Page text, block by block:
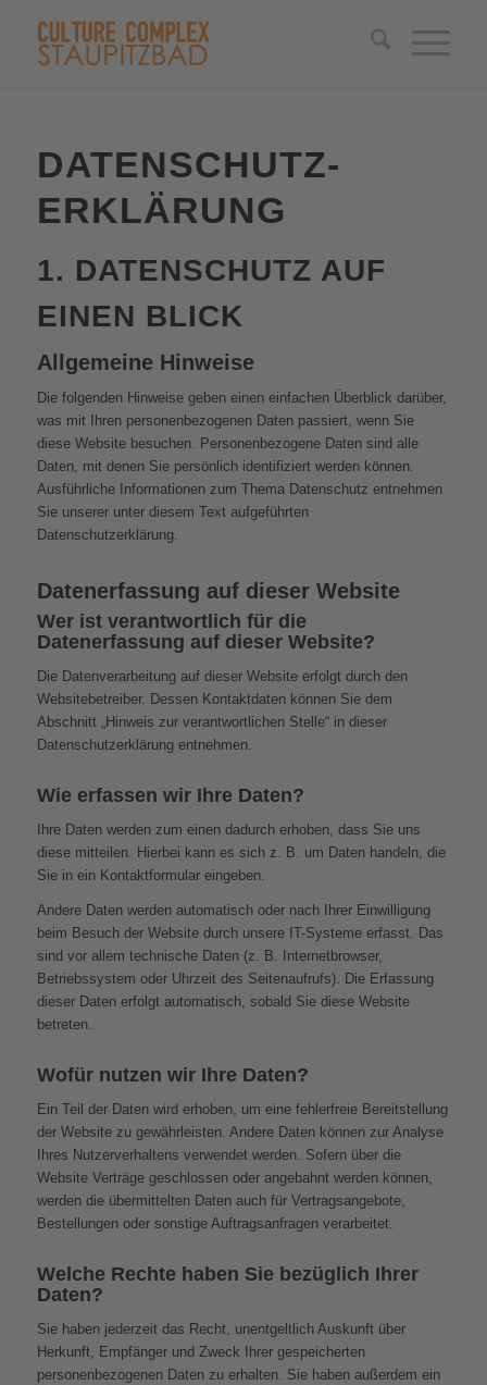
DATENSCHUTZ­
ERKLÄRUNG
1. DATENSCHUTZ AUF
EINEN BLICK
Allgemeine Hinweise
Die folgenden Hinweise geben einen einfachen Überblick darüber,
was mit Ihren personenbezogenen Daten passiert, wenn Sie
diese Website besuchen. Personenbezogene Daten sind alle
Daten, mit denen Sie persönlich identifiziert werden können.
Ausführliche Informationen zum Thema Datenschutz entnehmen
Sie unserer unter diesem Text aufgeführten
Datenschutzerklärung.
Datenerfassung auf dieser Website
Wer ist verantwortlich für die
Datenerfassung auf dieser Website?
Die Datenverarbeitung auf dieser Website erfolgt durch den
Websitebetreiber. Dessen Kontaktdaten können Sie dem
Abschnitt „Hinweis zur verantwortlichen Stelle“ in dieser
Datenschutzerklärung entnehmen.
Wie erfassen wir Ihre Daten?
Ihre Daten werden zum einen dadurch erhoben, dass Sie uns
diese mitteilen. Hierbei kann es sich z. B. um Daten handeln, die
Sie in ein Kontaktformular eingeben.
Andere Daten werden automatisch oder nach Ihrer Einwilligung
beim Besuch der Website durch unsere IT-Systeme erfasst. Das
sind vor allem technische Daten (z. B. Internetbrowser,
Betriebssystem oder Uhrzeit des Seitenaufrufs). Die Erfassung
dieser Daten erfolgt automatisch, sobald Sie diese Website
betreten.
Wofür nutzen wir Ihre Daten?
Ein Teil der Daten wird erhoben, um eine fehlerfreie Bereitstellung
der Website zu gewährleisten. Andere Daten können zur Analyse
Ihres Nutzerverhaltens verwendet werden. Sofern über die
Website Verträge geschlossen oder angebahnt werden können,
werden die übermittelten Daten auch für Vertragsangebote,
Bestellungen oder sonstige Auftragsanfragen verarbeitet.
Welche Rechte haben Sie bezüglich Ihrer
Daten?
Sie haben jederzeit das Recht, unentgeltlich Auskunft über
Herkunft, Empfänger und Zweck Ihrer gespeicherten
personenbezogenen Daten zu erhalten. Sie haben außerdem ein